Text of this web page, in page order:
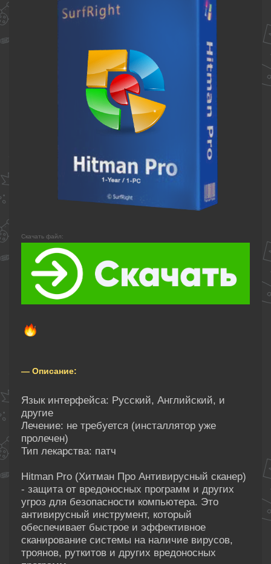
Скачать файл:
— Описание:
Язык интерфейса: Русский, Английский, и
другие
Лечение: не требуется (инсталлятор уже
пролечен)
Тип лекарства: патч
Hitman Pro (Хитман Про Антивирусный сканер)
- защита от вредоносных программ и других
угроз для безопасности компьютера. Это
антивирусный инструмент, который
обеспечивает быстрое и эффективное
сканирование системы на наличие вирусов,
троянов, руткитов и других вредоносных